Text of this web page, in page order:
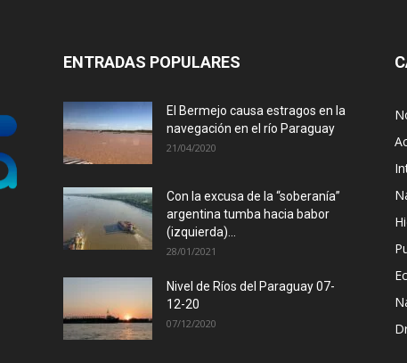
ENTRADAS POPULARES
El Bermejo causa estragos en la
navegación en el río Paraguay
21/04/2020
Con la excusa de la “soberanía”
argentina tumba hacia babor
(izquierda)...
28/01/2021
Nivel de Ríos del Paraguay 07-
12-20
07/12/2020